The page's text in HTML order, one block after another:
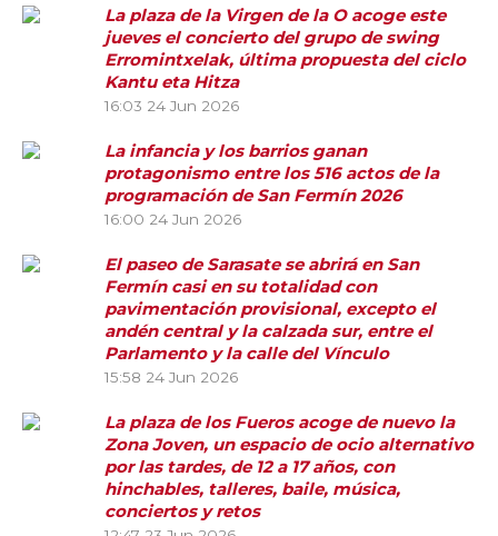
La plaza de la Virgen de la O acoge este
jueves el concierto del grupo de swing
Erromintxelak, última propuesta del ciclo
Kantu eta Hitza
16:03 24 Jun 2026
La infancia y los barrios ganan
protagonismo entre los 516 actos de la
programación de San Fermín 2026
16:00 24 Jun 2026
El paseo de Sarasate se abrirá en San
Fermín casi en su totalidad con
pavimentación provisional, excepto el
andén central y la calzada sur, entre el
Parlamento y la calle del Vínculo
15:58 24 Jun 2026
La plaza de los Fueros acoge de nuevo la
Zona Joven, un espacio de ocio alternativo
por las tardes, de 12 a 17 años, con
hinchables, talleres, baile, música,
conciertos y retos